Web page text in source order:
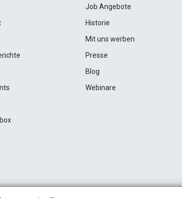
Job Angebote
Historie
Mit uns werben
Presse
Blog
Webinare